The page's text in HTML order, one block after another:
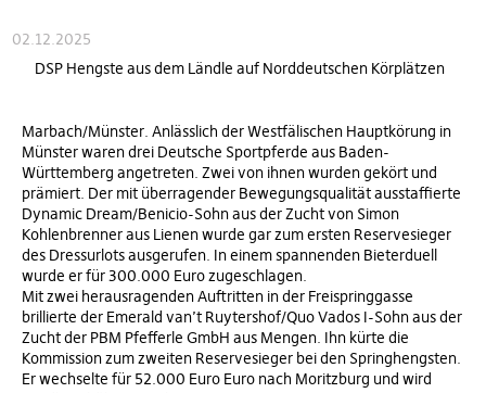
02.12.2025
DSP Hengste aus dem Ländle auf Norddeutschen Körplätzen
Marbach/Münster. Anlässlich der Westfälischen Hauptkörung in
Münster waren drei Deutsche Sportpferde aus Baden-
Württemberg angetreten. Zwei von ihnen wurden gekört und
prämiert. Der mit überragender Bewegungsqualität ausstaffierte
Dynamic Dream/Benicio-Sohn aus der Zucht von Simon
Kohlenbrenner aus Lienen wurde gar zum ersten Reservesieger
des Dressurlots ausgerufen. In einem spannenden Bieterduell
wurde er für 300.000 Euro zugeschlagen.
Mit zwei herausragenden Auftritten in der Freispringgasse
brillierte der Emerald van’t Ruytershof/Quo Vados I-Sohn aus der
Zucht der PBM Pfefferle GmbH aus Mengen. Ihn kürte die
Kommission zum zweiten Reservesieger bei den Springhengsten.
Er wechselte für 52.000 Euro Euro nach Moritzburg und wird